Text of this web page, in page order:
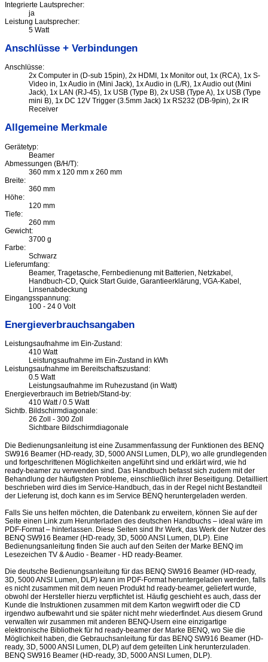
Integrierte Lautsprecher:
ja
Leistung Lautsprecher:
5 Watt
Anschlüsse + Verbindungen
Anschlüsse:
2x Computer in (D-sub 15pin), 2x HDMI, 1x Monitor out, 1x (RCA), 1x S-
Video in, 1x Audio in (Mini Jack), 1x Audio in (L/R), 1x Audio out (Mini
Jack), 1x LAN (RJ-45), 1x USB (Type B), 2x USB (Type A), 1x USB (Type
mini B), 1x DC 12V Trigger (3.5mm Jack) 1x RS232 (DB-9pin), 2x IR
Receiver
Allgemeine Merkmale
Gerätetyp:
Beamer
Abmessungen (B/H/T):
360 mm x 120 mm x 260 mm
Breite:
360 mm
Höhe:
120 mm
Tiefe:
260 mm
Gewicht:
3700 g
Farbe:
Schwarz
Lieferumfang:
Beamer, Tragetasche, Fernbedienung mit Batterien, Netzkabel,
Handbuch-CD, Quick Start Guide, Garantieerklärung, VGA-Kabel,
Linsenabdeckung
Eingangsspannung:
100 - 24 0 Volt
Energieverbrauchsangaben
Leistungsaufnahme im Ein-Zustand:
410 Watt
Leistungsaufnahme im Ein-Zustand in kWh
Leistungsaufnahme im Bereitschaftszustand:
0.5 Watt
Leistungsaufnahme im Ruhezustand (in Watt)
Energieverbrauch im Betrieb/Stand-by:
410 Watt / 0.5 Watt
Sichtb. Bildschirmdiagonale:
26 Zoll - 300 Zoll
Sichtbare Bildschirmdiagonale
Die Bedienungsanleitung ist eine Zusammenfassung der Funktionen des BENQ
SW916 Beamer (HD-ready, 3D, 5000 ANSI Lumen, DLP), wo alle grundlegenden
und fortgeschrittenen Möglichkeiten angeführt sind und erklärt wird, wie hd
ready-beamer zu verwenden sind. Das Handbuch befasst sich zudem mit der
Behandlung der häufigsten Probleme, einschließlich ihrer Beseitigung. Detailliert
beschrieben wird dies im Service-Handbuch, das in der Regel nicht Bestandteil
der Lieferung ist, doch kann es im Service BENQ heruntergeladen werden.
Falls Sie uns helfen möchten, die Datenbank zu erweitern, können Sie auf der
Seite einen Link zum Herunterladen des deutschen Handbuchs – ideal wäre im
PDF-Format – hinterlassen. Diese Seiten sind Ihr Werk, das Werk der Nutzer des
BENQ SW916 Beamer (HD-ready, 3D, 5000 ANSI Lumen, DLP). Eine
Bedienungsanleitung finden Sie auch auf den Seiten der Marke BENQ im
Lesezeichen TV & Audio - Beamer - HD ready-Beamer.
Die deutsche Bedienungsanleitung für das BENQ SW916 Beamer (HD-ready,
3D, 5000 ANSI Lumen, DLP) kann im PDF-Format heruntergeladen werden, falls
es nicht zusammen mit dem neuen Produkt hd ready-beamer, geliefert wurde,
obwohl der Hersteller hierzu verpflichtet ist. Häufig geschieht es auch, dass der
Kunde die Instruktionen zusammen mit dem Karton wegwirft oder die CD
irgendwo aufbewahrt und sie später nicht mehr wiederfindet. Aus diesem Grund
verwalten wir zusammen mit anderen BENQ-Usern eine einzigartige
elektronische Bibliothek für hd ready-beamer der Marke BENQ, wo Sie die
Möglichkeit haben, die Gebrauchsanleitung für das BENQ SW916 Beamer (HD-
ready, 3D, 5000 ANSI Lumen, DLP) auf dem geteilten Link herunterzuladen.
BENQ SW916 Beamer (HD-ready, 3D, 5000 ANSI Lumen, DLP).